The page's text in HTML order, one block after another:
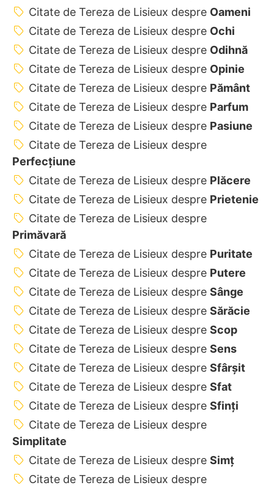
Citate de Tereza de Lisieux despre Oameni
Citate de Tereza de Lisieux despre Ochi
Citate de Tereza de Lisieux despre Odihnă
Citate de Tereza de Lisieux despre Opinie
Citate de Tereza de Lisieux despre Pământ
Citate de Tereza de Lisieux despre Parfum
Citate de Tereza de Lisieux despre Pasiune
Citate de Tereza de Lisieux despre
Perfecţiune
Citate de Tereza de Lisieux despre Plăcere
Citate de Tereza de Lisieux despre Prietenie
Citate de Tereza de Lisieux despre
Primăvară
Citate de Tereza de Lisieux despre Puritate
Citate de Tereza de Lisieux despre Putere
Citate de Tereza de Lisieux despre Sânge
Citate de Tereza de Lisieux despre Sărăcie
Citate de Tereza de Lisieux despre Scop
Citate de Tereza de Lisieux despre Sens
Citate de Tereza de Lisieux despre Sfârșit
Citate de Tereza de Lisieux despre Sfat
Citate de Tereza de Lisieux despre Sfinți
Citate de Tereza de Lisieux despre
Simplitate
Citate de Tereza de Lisieux despre Simț
Citate de Tereza de Lisieux despre